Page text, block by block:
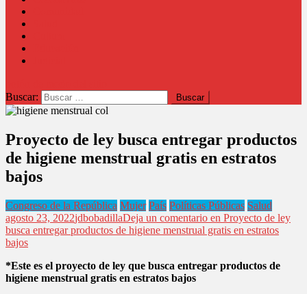
Buscar:
Proyecto de ley busca entregar productos
de higiene menstrual gratis en estratos
bajos
Congreso de la República Mujer País Políticas Públicas Salud
agosto 23, 2022jdbobadillaDeja un comentario en Proyecto de ley
busca entregar productos de higiene menstrual gratis en estratos
bajos
*Este es el proyecto de ley que busca entregar productos de
higiene menstrual gratis en estratos bajos